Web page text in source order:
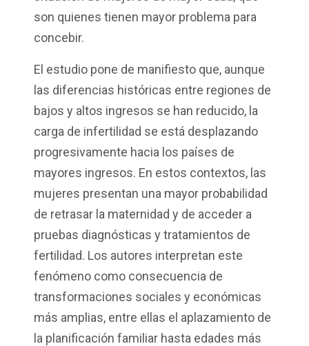
son quienes tienen mayor problema para
concebir.
El estudio pone de manifiesto que, aunque
las diferencias históricas entre regiones de
bajos y altos ingresos se han reducido, la
carga de infertilidad se está desplazando
progresivamente hacia los países de
mayores ingresos. En estos contextos, las
mujeres presentan una mayor probabilidad
de retrasar la maternidad y de acceder a
pruebas diagnósticas y tratamientos de
fertilidad. Los autores interpretan este
fenómeno como consecuencia de
transformaciones sociales y económicas
más amplias, entre ellas el aplazamiento de
la planificación familiar hasta edades más